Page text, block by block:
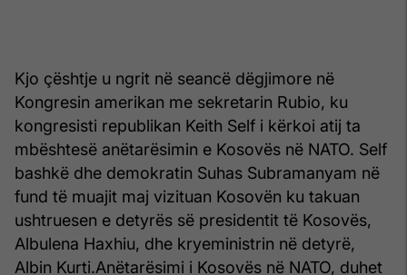
Kjo çështje u ngrit në seancë dëgjimore në
Kongresin amerikan me sekretarin Rubio, ku
kongresisti republikan Keith Self i kërkoi atij ta
mbështesë anëtarësimin e Kosovës në NATO. Self
bashkë dhe demokratin Suhas Subramanyam në
fund të muajit maj vizituan Kosovën ku takuan
ushtruesen e detyrës së presidentit të Kosovës,
Albulena Haxhiu, dhe kryeministrin në detyrë,
Albin Kurti.Anëtarësimi i Kosovës në NATO, duhet